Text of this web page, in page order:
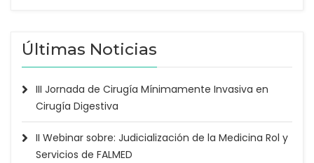
Últimas Noticias
III Jornada de Cirugía Mínimamente Invasiva en
Cirugía Digestiva
II Webinar sobre: Judicialización de la Medicina Rol y
Servicios de FALMED